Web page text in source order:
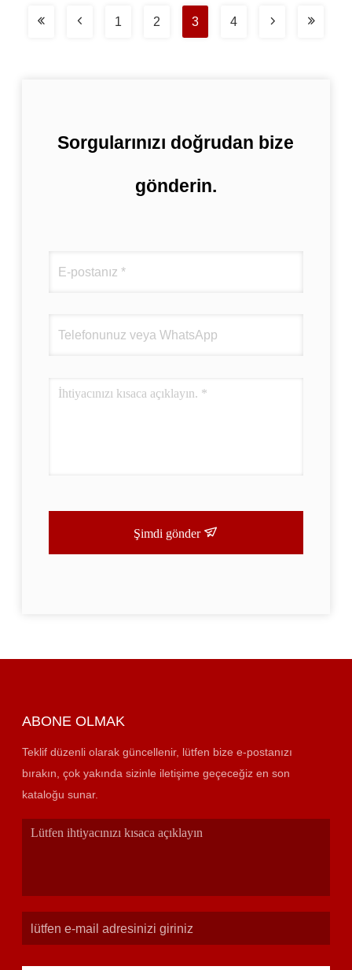
1 2 3 4
Sorgularınızı doğrudan bize
gönderin.
Şimdi gönder
ABONE OLMAK
Teklif düzenli olarak güncellenir, lütfen bize e-postanızı
bırakın, çok yakında sizinle iletişime geçeceğiz en son
kataloğu sunar.